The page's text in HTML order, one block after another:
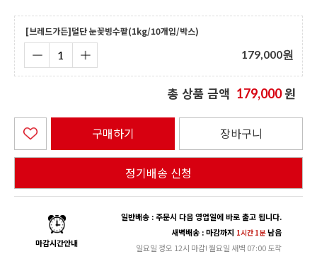
[브레드가든]덜단 눈꽃빙수팥(1kg/10개입/박스)
179,000원
총 상품 금액 179,000원
구매하기 장바구니
정기배송 신청
마감시간안내
일반배송 : 주문시 다음 영업일에 바로 출고 됩니다.
새벽배송 : 마감까지 1시간 1분남음
일요일 정오 12시 마감! 월요일 새벽 07:00 도착